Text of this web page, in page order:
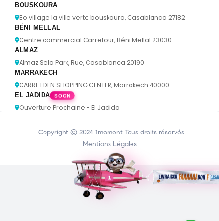
BOUSKOURA
Bo village la ville verte bouskoura, Casablanca 27182
BÉNI MELLAL
Centre commercial Carrefour, Béni Mellal 23030
ALMAZ
Almaz Sela Park, Rue, Casablanca 20190
MARRAKECH
CARRE EDEN SHOPPING CENTER, Marrakech 40000
EL JADIDA SOON
Ouverture Prochaine - El Jadida
Copyright © 2024 1moment Tous droits réservés.
Mentions Légales